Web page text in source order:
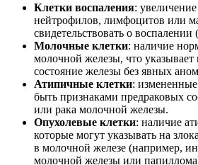
Клетки воспаления:
нейтрофилов, лимфоцитов или
свидетельствовать о
Молочные клетки: наличие
молочной железы, что указывает
состояние железы без явных
Атипичные клетки:
быть признаками предраковых
или рака молочной железы.
Опухолевые клетки: наличие
которые могут указывать на
в молочной железе (например,
молочной железы или